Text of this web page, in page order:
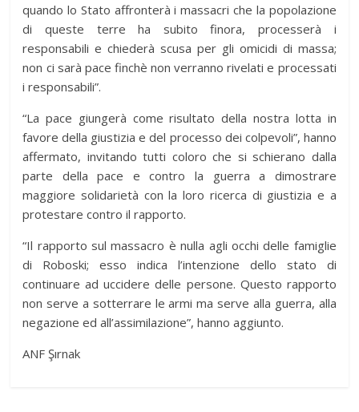
quando lo Stato affronterà i massacri che la popolazione
di queste terre ha subito finora, processerà i
responsabili e chiederà scusa per gli omicidi di massa;
non ci sarà pace finchè non verranno rivelati e processati
i responsabili”.
“La pace giungerà come risultato della nostra lotta in
favore della giustizia e del processo dei colpevoli”, hanno
affermato, invitando tutti coloro che si schierano dalla
parte della pace e contro la guerra a dimostrare
maggiore solidarietà con la loro ricerca di giustizia e a
protestare contro il rapporto.
“Il rapporto sul massacro è nulla agli occhi delle famiglie
di Roboski; esso indica l’intenzione dello stato di
continuare ad uccidere delle persone. Questo rapporto
non serve a sotterrare le armi ma serve alla guerra, alla
negazione ed all’assimilazione”, hanno aggiunto.
ANF Şırnak